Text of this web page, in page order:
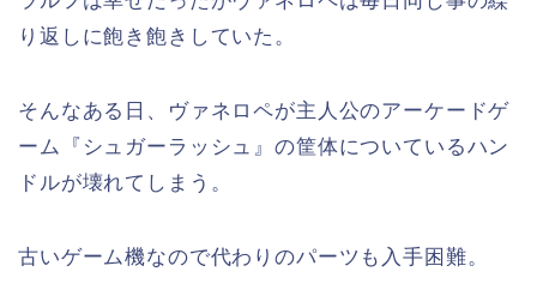
り返しに飽き飽きしていた。
そんなある日、ヴァネロペが主人公のアーケードゲ
ーム『シュガーラッシュ』の筐体についているハン
ドルが壊れてしまう。
古いゲーム機なので代わりのパーツも入手困難。